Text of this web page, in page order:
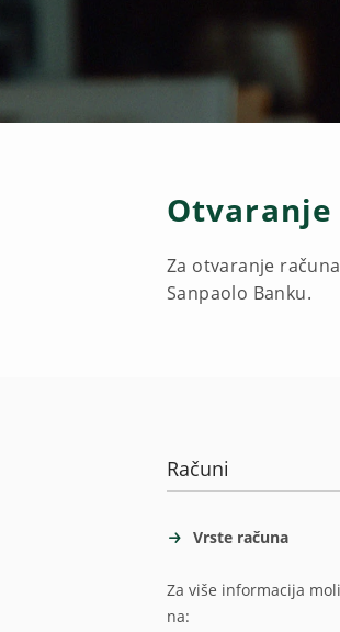
Otvaranje
Za otvaranje
Sanpaolo Banku.
Računi
Vrste računa
Za više informacija
na: